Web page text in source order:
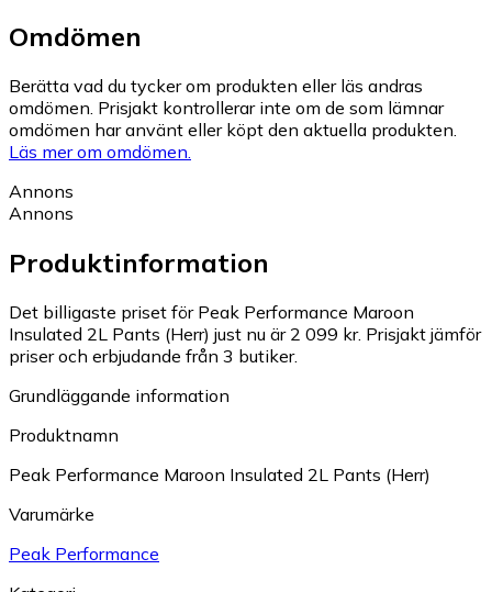
Omdömen
Berätta vad du tycker om produkten eller läs andras
omdömen. Prisjakt kontrollerar inte om de som lämnar
omdömen har använt eller köpt den aktuella produkten.
Läs mer om omdömen.
Annons
Annons
Produktinformation
Det billigaste priset för Peak Performance Maroon
Insulated 2L Pants (Herr) just nu är 2 099 kr. Prisjakt jämför
priser och erbjudande från 3 butiker.
Grundläggande information
Produktnamn
Peak Performance Maroon Insulated 2L Pants (Herr)
Varumärke
Peak Performance